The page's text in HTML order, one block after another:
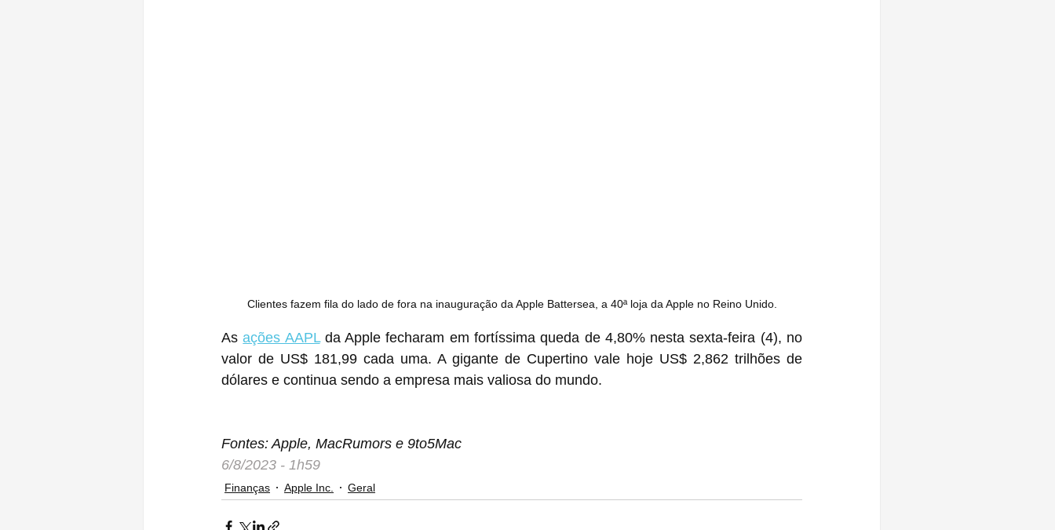
Clientes fazem fila do lado de fora na inauguração da Apple Battersea, a 40ª loja da Apple no Reino Unido.
As ações AAPL da Apple fecharam em fortíssima queda de 4,80% nesta sexta-feira (4), no
valor de US$ 181,99 cada uma. A gigante de Cupertino vale hoje US$ 2,862 trilhões de
dólares e continua sendo a empresa mais valiosa do mundo.
Fontes: Apple, MacRumors e 9to5Mac
6/8/2023 - 1h59
Finanças Apple Inc. Geral